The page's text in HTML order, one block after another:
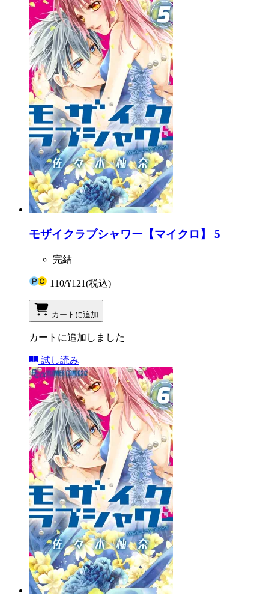
モザイクラブシャワー【マイクロ】 5
完結
110/¥121(税込)
カートに追加
カートに追加しました
試し読み